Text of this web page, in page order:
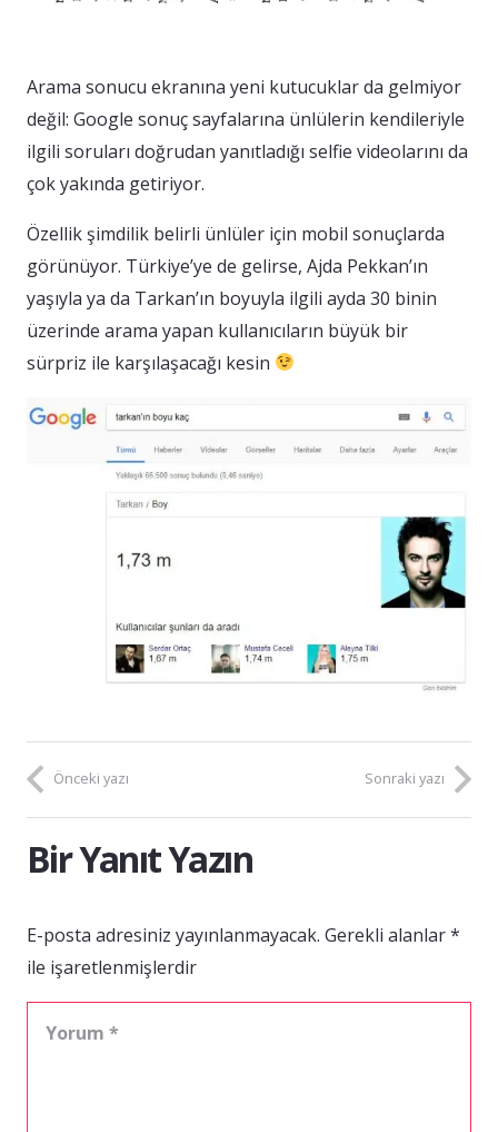
Arama sonucu ekranına yeni kutucuklar da gelmiyor
değil: Google sonuç sayfalarına ünlülerin kendileriyle
ilgili soruları doğrudan yanıtladığı selfie videolarını da
çok yakında getiriyor.
Özellik şimdilik belirli ünlüler için mobil sonuçlarda
görünüyor. Türkiye’ye de gelirse, Ajda Pekkan’ın
yaşıyla ya da Tarkan’ın boyuyla ilgili ayda 30 binin
üzerinde arama yapan kullanıcıların büyük bir
sürpriz ile karşılaşacağı kesin
Önceki yazı Sonraki yazı
Bir Yanıt Yazın
E-posta adresiniz yayınlanmayacak. Gerekli alanlar*
ile işaretlenmişlerdir